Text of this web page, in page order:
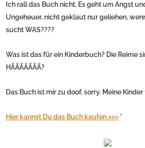
Ich rall das Buch nicht. Es geht um Angst
Ungeheuer, nicht geklaut nur geliehen,
sucht WAS????
Was ist das für ein Kinderbuch? Die Reime
HÄÄÄÄÄÄÄ?
Das Buch ist mir zu doof, sorry. Meine
Hier kannst Du das Buch kaufen >>> *